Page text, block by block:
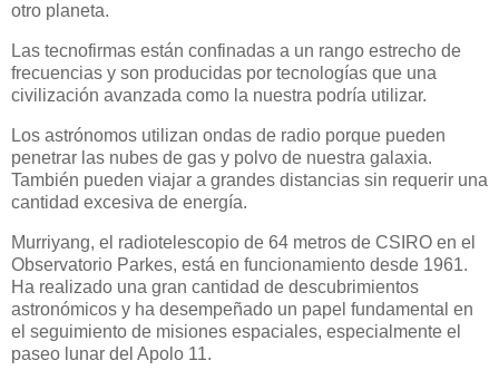
otro planeta.
Las tecnofirmas están confinadas a un rango estrecho de
frecuencias y son producidas por tecnologías que una
civilización avanzada como la nuestra podría utilizar.
Los astrónomos utilizan ondas de radio porque pueden
penetrar las nubes de gas y polvo de nuestra galaxia.
También pueden viajar a grandes distancias sin requerir una
cantidad excesiva de energía.
Murriyang, el radiotelescopio de 64 metros de CSIRO en el
Observatorio Parkes, está en funcionamiento desde 1961.
Ha realizado una gran cantidad de descubrimientos
astronómicos y ha desempeñado un papel fundamental en
el seguimiento de misiones espaciales, especialmente el
paseo lunar del Apolo 11.